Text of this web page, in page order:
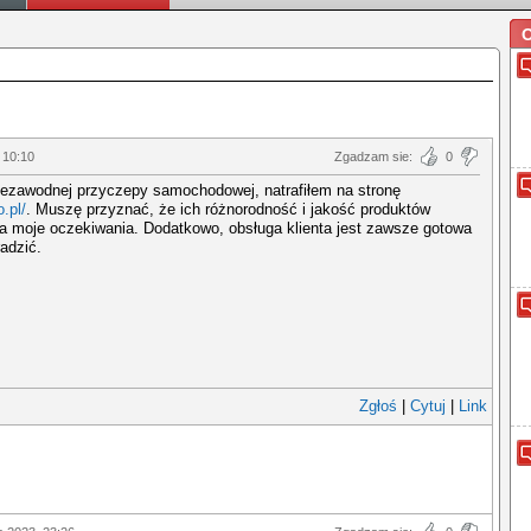
Zgadzam sie: 0
przyczepy samochodowej, natrafiłem na stronę
. Muszę przyznać, że ich różnorodność i jakość produktów
moje oczekiwania. Dodatkowo, obsługa klienta jest zawsze gotowa
Zgłoś Cytuj Link